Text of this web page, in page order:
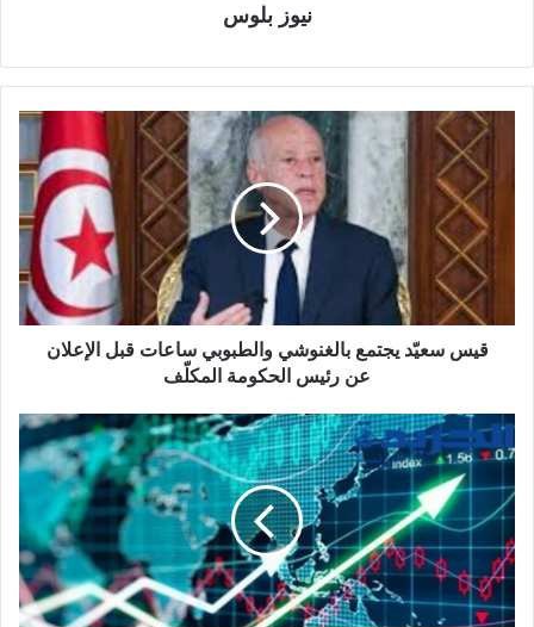
نيوز بلوس
قيس سعيّد يجتمع بالغنوشي والطبوبي ساعات قبل الإعلان
عن رئيس الحكومة المكلّف